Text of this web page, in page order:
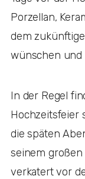
Porzellan,
dem
wünschen und
In der Regel
Hochzeitsfeier
die späten
seinem
verkatert vor